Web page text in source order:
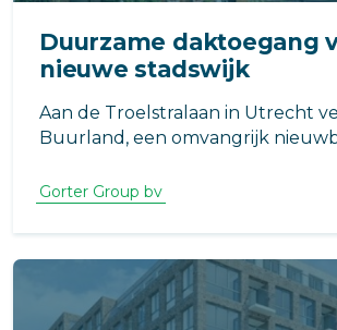
Duurzame daktoegang
nieuwe stadswijk
Aan de Troelstralaan in Utrecht
Buurland, een omvangrijk
aantrekkelijke leefomgeving
Gorter Group bv